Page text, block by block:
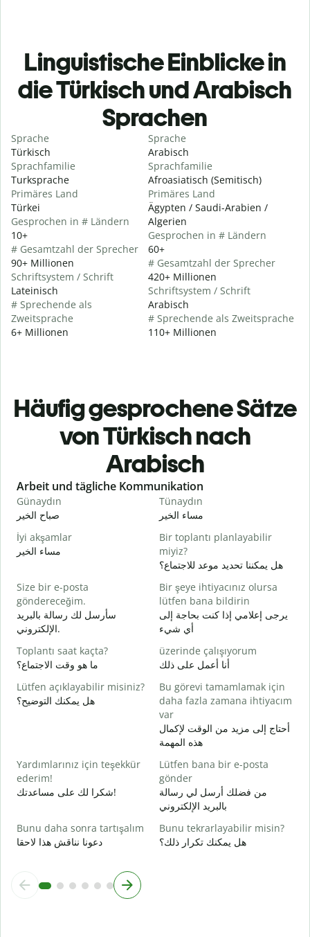
Linguistische Einblicke in
die Türkisch und Arabisch
Sprachen
Sprache
Türkisch
Sprachfamilie
Turksprache
Primäres Land
Türkei
Gesprochen in # Ländern
10+
# Gesamtzahl der Sprecher
90+ Millionen
Schriftsystem / Schrift
Lateinisch
# Sprechende als
Zweitsprache
6+ Millionen
Sprache
Arabisch
Sprachfamilie
Afroasiatisch (Semitisch)
Primäres Land
Ägypten / Saudi-Arabien /
Algerien
Gesprochen in # Ländern
60+
# Gesamtzahl der Sprecher
420+ Millionen
Schriftsystem / Schrift
Arabisch
# Sprechende als Zweitsprache
110+ Millionen
Häufig gesprochene Sätze
von Türkisch nach
Arabisch
Slide 1 of 6
Arbeit und tägliche Kommunikation
Günaydın
صباح الخير
Tünaydın
مساء الخير
İyi akşamlar
مساء الخير
Bir toplantı planlayabilir
miyiz?
هل يمكننا تحديد موعد للاجتماع؟
Size bir e-posta
göndereceğim.
سأرسل لك رسالة بالبريد
الإلكتروني.
Bir şeye ihtiyacınız olursa
lütfen bana bildirin
يرجى إعلامي إذا كنت بحاجة إلى
أي شيء
Toplantı saat kaçta?
ما هو وقت الاجتماع؟
üzerinde çalışıyorum
أنا أعمل على ذلك
Lütfen açıklayabilir misiniz?
هل يمكنك التوضيح؟
Bu görevi tamamlamak için
daha fazla zamana ihtiyacım
var
أحتاج إلى مزيد من الوقت لإكمال
هذه المهمة
Yardımlarınız için teşekkür
ederim!
شكرا لك على مساعدتك!
Lütfen bana bir e-posta
gönder
من فضلك أرسل لي رسالة
بالبريد الإلكتروني
Bunu daha sonra tartışalım
دعونا نناقش هذا لاحقا
Bunu tekrarlayabilir misin?
هل يمكنك تكرار ذلك؟